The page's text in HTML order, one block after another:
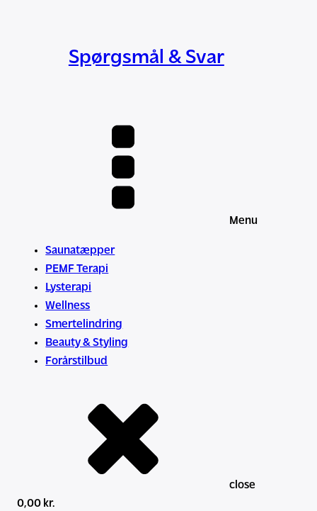
Spørgsmål & Svar
Menu
Saunatæpper
PEMF Terapi
Lysterapi
Wellness
Smertelindring
Beauty & Styling
Forårstilbud
close
0,00 kr.